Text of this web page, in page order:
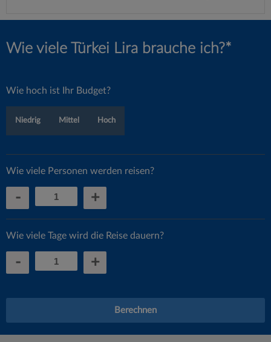
Wie viele Türkei Lira brauche ich?*
Wie hoch ist Ihr Budget?
Niedrig Mittel Hoch
Wie viele Personen werden reisen?
- +
Wie viele Tage wird die Reise dauern?
- +
Berechnen